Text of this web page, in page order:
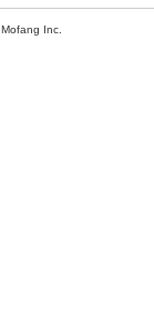
Mofang Inc.